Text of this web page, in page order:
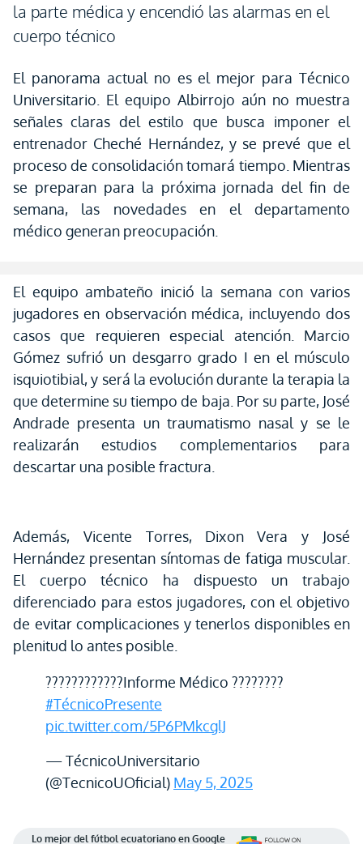
la parte médica y encendió las alarmas en el
cuerpo técnico
El panorama actual no es el mejor para Técnico
Universitario. El equipo Albirrojo aún no muestra
señales claras del estilo que busca imponer el
entrenador Cheché Hernández, y se prevé que el
proceso de consolidación tomará tiempo. Mientras
se preparan para la próxima jornada del fin de
semana, las novedades en el departamento
médico generan preocupación.
El equipo ambateño inició la semana con varios
jugadores en observación médica, incluyendo dos
casos que requieren especial atención. Marcio
Gómez sufrió un desgarro grado I en el músculo
isquiotibial, y será la evolución durante la terapia la
que determine su tiempo de baja. Por su parte, José
Andrade presenta un traumatismo nasal y se le
realizarán estudios complementarios para
descartar una posible fractura.
Además, Vicente Torres, Dixon Vera y José
Hernández presentan síntomas de fatiga muscular.
El cuerpo técnico ha dispuesto un trabajo
diferenciado para estos jugadores, con el objetivo
de evitar complicaciones y tenerlos disponibles en
plenitud lo antes posible.
????????‍????Informe Médico ????????
#TécnicoPresente
pic.twitter.com/5P6PMkcglJ
— TécnicoUniversitario
(@TecnicoUOficial) May 5, 2025
Lo mejor del fútbol ecuatoriano en Google